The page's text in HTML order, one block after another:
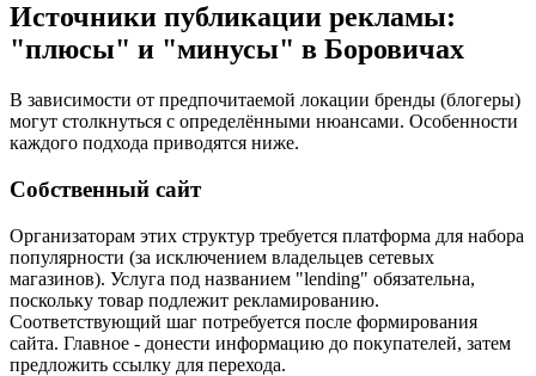
Источники публикации рекламы:
"плюсы" и "минусы" в Боровичах
В зависимости от предпочитаемой локации бренды (блогеры)
могут столкнуться с определёнными нюансами. Особенности
каждого подхода приводятся ниже.
Собственный сайт
Организаторам этих структур требуется платформа для набора
популярности (за исключением владельцев сетевых
магазинов). Услуга под названием "lending" обязательна,
поскольку товар подлежит рекламированию.
Соответствующий шаг потребуется после формирования
сайта. Главное - донести информацию до покупателей, затем
предложить ссылку для перехода.